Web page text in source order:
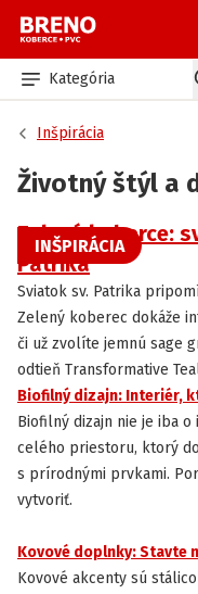
Kategória
Inšpirácia
Životný štýl a
INŠPIRÁCIA
Zelené koberce:
Patrika
Sviatok sv. Patrika
Zelený koberec dokáže
či už zvolíte jemnú sage
odtieň Transformative
INŠPIRÁCIA
Biofilný dizajn: Interiér,
Biofilný dizajn nie je iba
celého priestoru, ktorý
s prírodnými prvkami.
vytvoriť.
INŠPIRÁCIA
Kovové doplnky: Stavte
Kovové akcenty sú